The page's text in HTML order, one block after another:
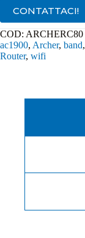
CONTATTACI!
COD: ARCHERC80
ac1900, Archer, band,
Router, wifi